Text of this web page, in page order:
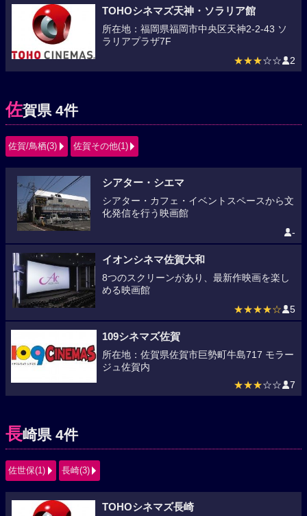
TOHOシネマズ天神・ソラリア館
所在地：福岡県福岡市中央区天神2-2-43 ソ
ラリアプラザ7F
★★★☆☆ 2
佐賀県 4件
佐賀/鳥栖(3) 佐賀その他(1)
シアター・シエマ
シアター・カフェ・イベントスペースから文
化発信を行う映画館
-
イオンシネマ佐賀大和
8つのスクリーンがあり、最新作映画を楽し
める映画館
★★★★☆ 5
109シネマズ佐賀
所在地：佐賀県佐賀市巨勢町牛島717 モラー
ジュ佐賀内
★★★☆☆ 7
長崎県 4件
佐世保(1) 長崎(3)
TOHOシネマズ長崎